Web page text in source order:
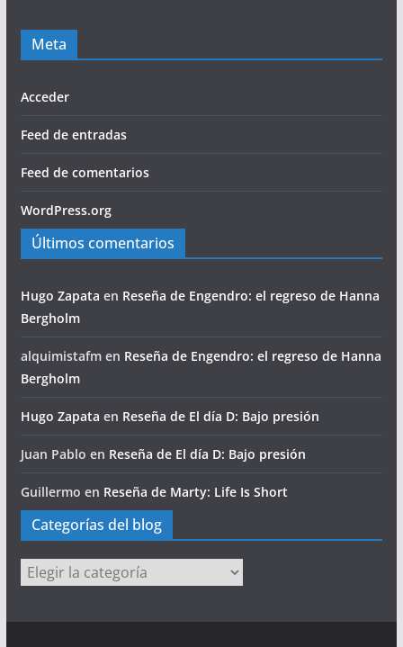
Meta
Acceder
Feed de entradas
Feed de comentarios
WordPress.org
Últimos comentarios
Hugo Zapata en Reseña de Engendro: el regreso de Hanna
Bergholm
alquimistafmen Reseña de Engendro: el regreso de Hanna
Bergholm
Hugo Zapata en Reseña de El día D: Bajo presión
Juan Pablo en Reseña de El día D: Bajo presión
Guillermo en Reseña de Marty: Life Is Short
Categorías del blog
Categorías